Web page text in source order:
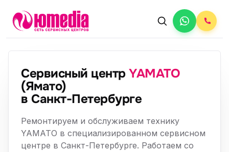
Сервисный центрYAMATO
(Ямато)
в Санкт-Петербурге
Ремонтируем и обслуживаем технику
YAMATO в специализированном сервисном
центре в Санкт-Петербурге. Работаем со